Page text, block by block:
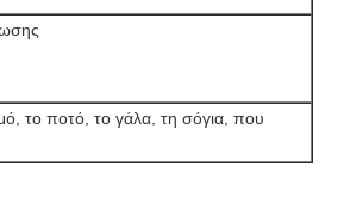
το ποτό, το γάλα, τη σόγια, που